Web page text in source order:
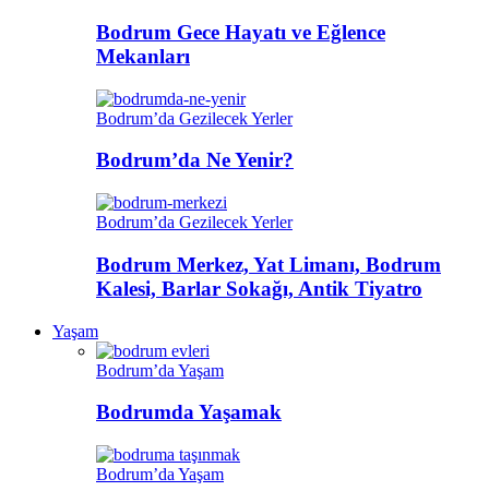
Bodrum Gece Hayatı ve Eğlence
Mekanları
Bodrum’da Gezilecek Yerler
Bodrum’da Ne Yenir?
Bodrum’da Gezilecek Yerler
Bodrum Merkez, Yat Limanı, Bodrum
Kalesi, Barlar Sokağı, Antik Tiyatro
Yaşam
Bodrum’da Yaşam
Bodrumda Yaşamak
Bodrum’da Yaşam